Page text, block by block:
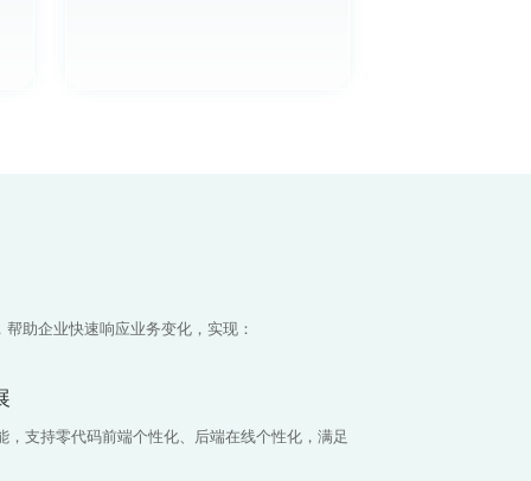
助企业快速响应业务变化，实现：
，支持零代码前端个性化、后端在线个性化，满足